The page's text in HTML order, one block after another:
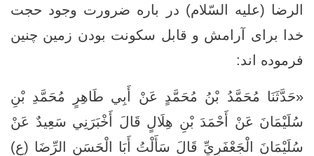
الرضا (علیه السّلام) در باره ضرورت وجود حجت
خدا برای آرامش و قابل سکونت بودن زمین چنین
فرموده اند:
«حَدَّثَنَا مُحَمَّدُ بْنُ مُحَمَّدٍ عَنْ أَبِي طَاهِرٍ مُحَمَّدِ بْنِ
سُلَيْمَانَ عَنْ أَحْمَدَ بْنِ هِلَالٍ قَالَ أَخْبَرَنِي سَعِيدٌ عَنْ
سُلَيْمَانَ الْجَعْفَرِيِّ قَالَ سَأَلْتُ أَبَا الْحَسَنِ الرِّضَا (ع)